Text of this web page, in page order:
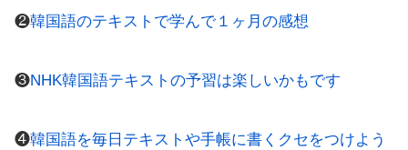
❷韓国語のテキストで学んで１ヶ月の感想
❸NHK韓国語テキストの予習は楽しいかもです
❹韓国語を毎日テキストや手帳に書くクセをつけよう